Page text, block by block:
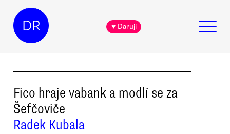
DR ♥ Daruji
Fico hraje vabank a modlí se za
Šefčoviče
Radek Kubala